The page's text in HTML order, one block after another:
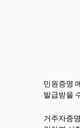
민원증명
발급받을
거주자증